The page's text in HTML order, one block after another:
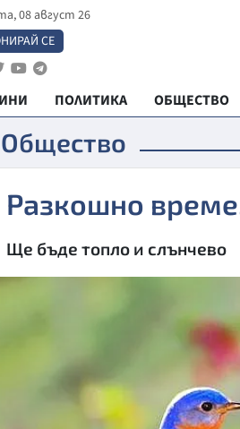
08 август 26
СЕ
ПОЛИТИКА ОБЩЕСТВО
Общество
Разкошно
Ще бъде топло и слънчево